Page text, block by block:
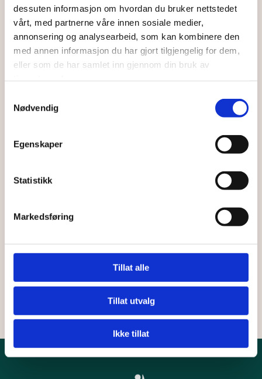
dessuten informasjon om hvordan du bruker nettstedet
vårt, med partnerne våre innen sosiale medier,
annonsering og analysearbeid, som kan kombinere den
med annen informasjon du har gjort tilgjengelig for dem,
eller som de har samlet inn gjennom din bruk av
Nødvendig
Egenskaper
Statistikk
Markedsføring
Tillat alle
Tillat utvalg
Ikke tillat
gjennomføre særreaksjon på tvungen omsorg.
Avdelingen har fire plasser for personer som er dømt til
tvungen omsorg.
Det overordnede faglige ansvaret for pasientene ligger
hos Sentral fagenhet for tvungen omsorg ved St. Olavs
Hospital. Sentral fagenhet for tvungen omsorg ligger
Avdeling for sikkerhets-, fengsels- og
på St. Olavs hospital. Sentral fagenhet er
nasjonal, og den eneste i Norge som tar imot denne
Les mer om tilbudet
LES MER OM SENTRAL FAGENHET FOR TVUNGEN OMSORG